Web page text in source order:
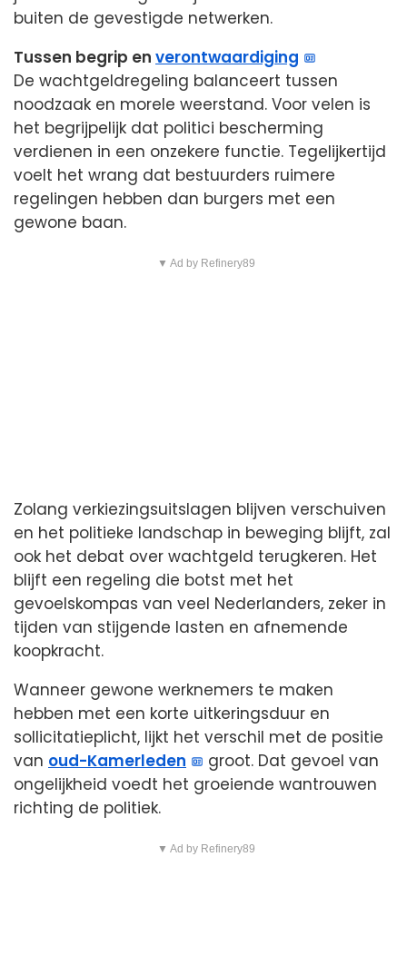
buiten de gevestigde netwerken.
Tussen begrip en verontwaardiging
De wachtgeldregeling balanceert tussen
noodzaak en morele weerstand. Voor velen is
het begrijpelijk dat politici bescherming
verdienen in een onzekere functie. Tegelijkertijd
voelt het wrang dat bestuurders ruimere
regelingen hebben dan burgers met een
gewone baan.
▼ Ad by Refinery89
Zolang verkiezingsuitslagen blijven verschuiven
en het politieke landschap in beweging blijft, zal
ook het debat over wachtgeld terugkeren. Het
blijft een regeling die botst met het
gevoelskompas van veel Nederlanders, zeker in
tijden van stijgende lasten en afnemende
koopkracht.
Wanneer gewone werknemers te maken
hebben met een korte uitkeringsduur en
sollicitatieplicht, lijkt het verschil met de positie
van oud-Kamerleden
groot. Dat gevoel van
ongelijkheid voedt het groeiende wantrouwen
richting de politiek.
▼ Ad by Refinery89